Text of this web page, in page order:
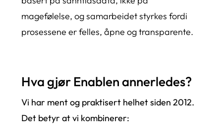
magefølelse, og samarbeidet styrkes fordi
prosessene er felles, åpne og transparente.
Hva gjør Enablen annerledes?
Vi har ment og praktisert helhet siden 2012.
Det betyr at vi kombinerer: